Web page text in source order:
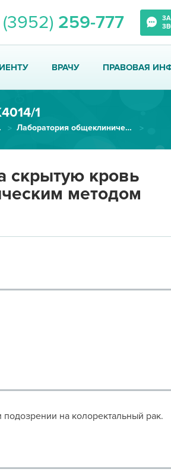
259-777
ВРАЧУ ПРАВОВАЯ
1
Лаборатория общеклинических исследований
скрытую кровь
методом
на колоректальный рак.